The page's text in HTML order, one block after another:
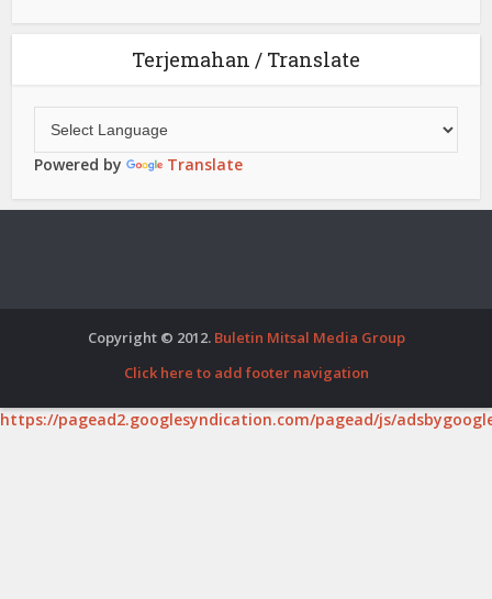
Terjemahan / Translate
Powered by Translate
Copyright © 2012. Buletin Mitsal Media Group
Click here to add footer navigation
https://pagead2.googlesyndication.com/pagead/js/